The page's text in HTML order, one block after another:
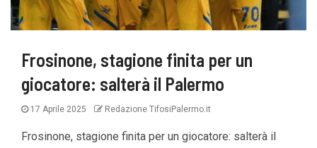
Frosinone, stagione finita per un
giocatore: salterà il Palermo
17 Aprile 2025 Redazione TifosiPalermo.it
Frosinone, stagione finita per un giocatore: salterà il